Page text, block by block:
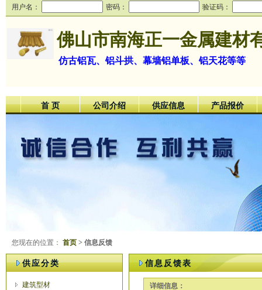
用户名： 密码： 验证码：
佛山市南海正一金属建材
仿古铝瓦、铝斗拱、幕墙铝单板、铝天花等等
首 页 公司介绍 供应信息 产品报价
您现在的位置： 首页 > 信息反馈
供应分类
建筑型材
信息反馈表
详细信息：